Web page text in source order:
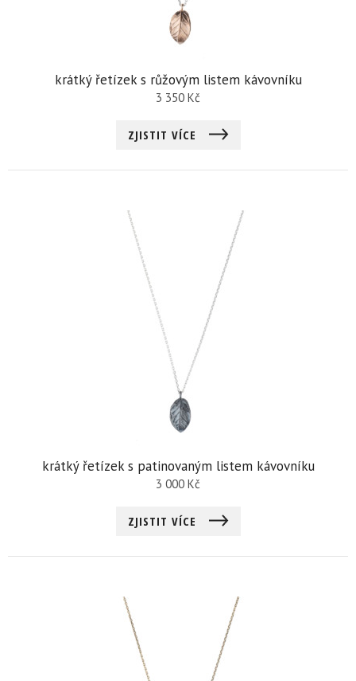
krátký řetízek s růžovým listem kávovníku
3 350 Kč
ZJISTIT VÍCE
krátký řetízek s patinovaným listem kávovníku
3 000 Kč
ZJISTIT VÍCE